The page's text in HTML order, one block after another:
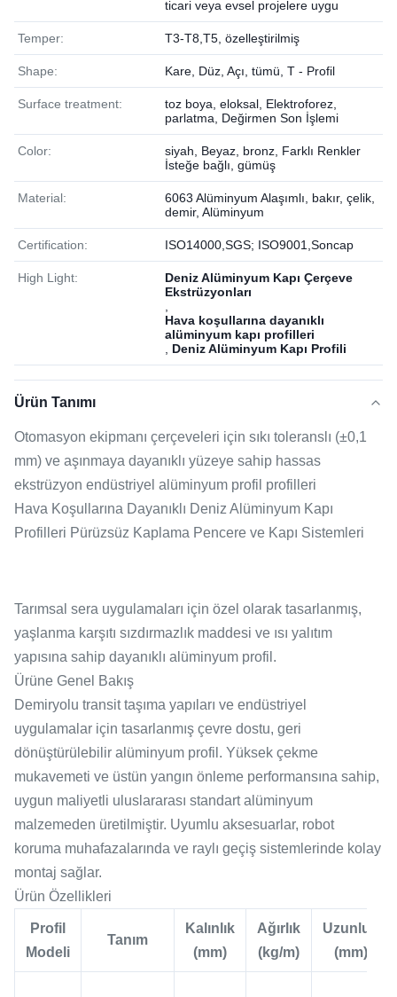
ticari veya evsel projelere uygu
Temper: T3-T8,T5, özelleştirilmiş
Shape: Kare, Düz, Açı, tümü, T - Profil
Surface treatment:
toz boya, eloksal, Elektroforez,
parlatma, Değirmen Son İşlemi
Color:
siyah, Beyaz, bronz, Farklı Renkler
İsteğe bağlı, gümüş
Material:
6063 Alüminyum Alaşımlı, bakır, çelik,
demir, Alüminyum
Certification: ISO14000,SGS; ISO9001,Soncap
High Light:
Deniz Alüminyum Kapı Çerçeve
Ekstrüzyonları
Hava koşullarına dayanıklı
alüminyum kapı profilleri
Deniz Alüminyum Kapı Profili
Ürün Tanımı
Otomasyon ekipmanı çerçeveleri için sıkı toleranslı (±0,1
mm) ve aşınmaya dayanıklı yüzeye sahip hassas
ekstrüzyon endüstriyel alüminyum profil profilleri
Hava Koşullarına Dayanıklı Deniz Alüminyum Kapı
Profilleri Pürüzsüz Kaplama Pencere ve Kapı Sistemleri
Tarımsal sera uygulamaları için özel olarak tasarlanmış,
yaşlanma karşıtı sızdırmazlık maddesi ve ısı yalıtım
yapısına sahip dayanıklı alüminyum profil.
Ürüne Genel Bakış
Demiryolu transit taşıma yapıları ve endüstriyel
uygulamalar için tasarlanmış çevre dostu, geri
dönüştürülebilir alüminyum profil. Yüksek çekme
mukavemeti ve üstün yangın önleme performansına sahip,
uygun maliyetli uluslararası standart alüminyum
malzemeden üretilmiştir. Uyumlu aksesuarlar, robot
koruma muhafazalarında ve raylı geçiş sistemlerinde kolay
montaj sağlar.
Ürün Özellikleri
Profil
Modeli
Tanım
Kalınlık
(mm)
Ağırlık
(kg/m)
Uzunluk
(mm)